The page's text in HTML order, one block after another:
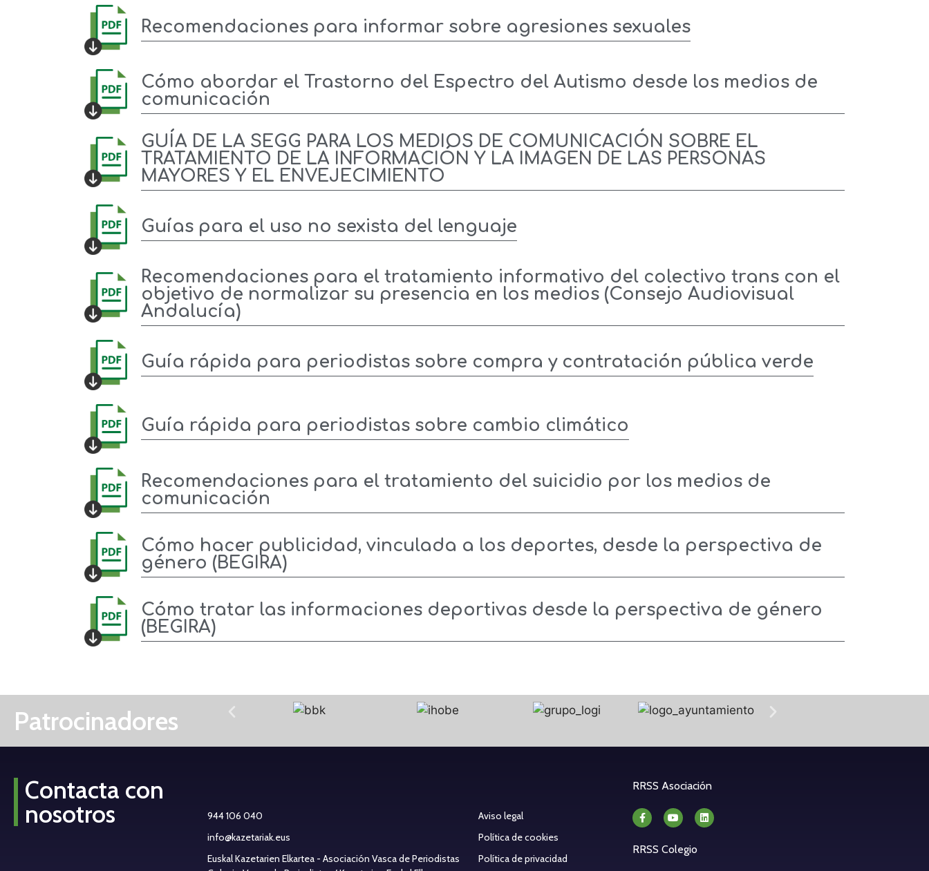
Recomendaciones para informar sobre agresiones sexuales
Cómo abordar el Trastorno del Espectro del Autismo desde los medios de
comunicación
GUÍA DE LA SEGG PARA LOS MEDIOS DE COMUNICACIÓN SOBRE EL
TRATAMIENTO DE LA INFORMACIÓN Y LA IMAGEN DE LAS PERSONAS
MAYORES Y EL ENVEJECIMIENTO
Guías para el uso no sexista del lenguaje
Recomendaciones para el tratamiento informativo del colectivo trans con el
objetivo de normalizar su presencia en los medios (Consejo Audiovisual
Andalucía)
Guía rápida para periodistas sobre compra y contratación pública verde
Guía rápida para periodistas sobre cambio climático
Recomendaciones para el tratamiento del suicidio por los medios de
comunicación
Cómo hacer publicidad, vinculada a los deportes, desde la perspectiva de
género (BEGIRA)
Cómo tratar las informaciones deportivas desde la perspectiva de género
(BEGIRA)
Patrocinadores
Contacta con
nosotros
944 106 040
info@kazetariak.eus
Euskal Kazetarien Elkartea - Asociación Vasca de Periodistas
Aviso legal
Política de cookies
Política de privacidad
RRSS Asociación
RRSS Colegio